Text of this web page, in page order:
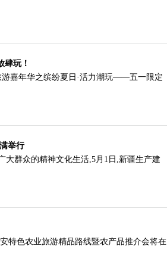
肆玩！
游嘉年华之缤纷夏日·活力潮玩——五一限定
举行
群众的精神文化生活,5月1日,新疆生产建
特色农业旅游精品路线暨农产品推介会将在